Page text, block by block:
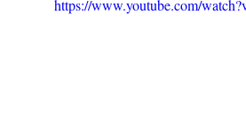
https://www.youtube.com/